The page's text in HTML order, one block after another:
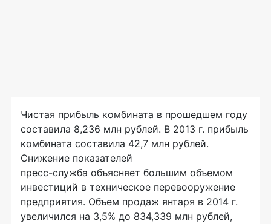
Чистая прибыль комбината в прошедшем году
составила 8,236 млн рублей. В 2013 г. прибыль
комбината составила 42,7 млн рублей.
Снижение показателей
пресс-служба объясняет большим объемом
инвестиций в техническое перевооружение
предприятия. Объем продаж янтаря в 2014 г.
увеличился на 3,5% до 834,339 млн рублей,